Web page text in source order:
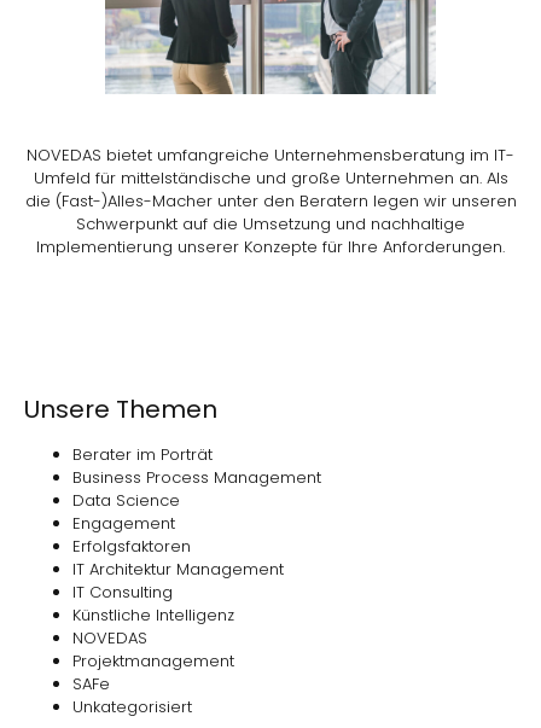
NOVEDAS bietet umfangreiche Unternehmensberatung im IT-
Umfeld für mittelständische und große Unternehmen an. Als
die (Fast-)Alles-Macher unter den Beratern legen wir unseren
Schwerpunkt auf die Umsetzung und nachhaltige
Implementierung unserer Konzepte für Ihre Anforderungen.
Unsere Themen
Berater im Porträt
Business Process Management
Data Science
Engagement
Erfolgsfaktoren
IT Architektur Management
IT Consulting
Künstliche Intelligenz
NOVEDAS
Projektmanagement
SAFe
Unkategorisiert